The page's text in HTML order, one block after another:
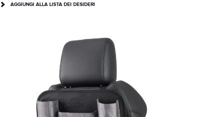
AGGIUNGI ALLA LISTA DEI DESIDERI